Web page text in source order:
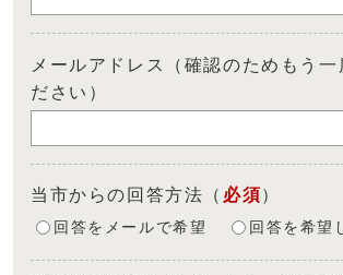
メールアドレス（確認のためもう一
ださい）
当市からの回答方法 （ 必須）
回答をメールで希望 回答を希望